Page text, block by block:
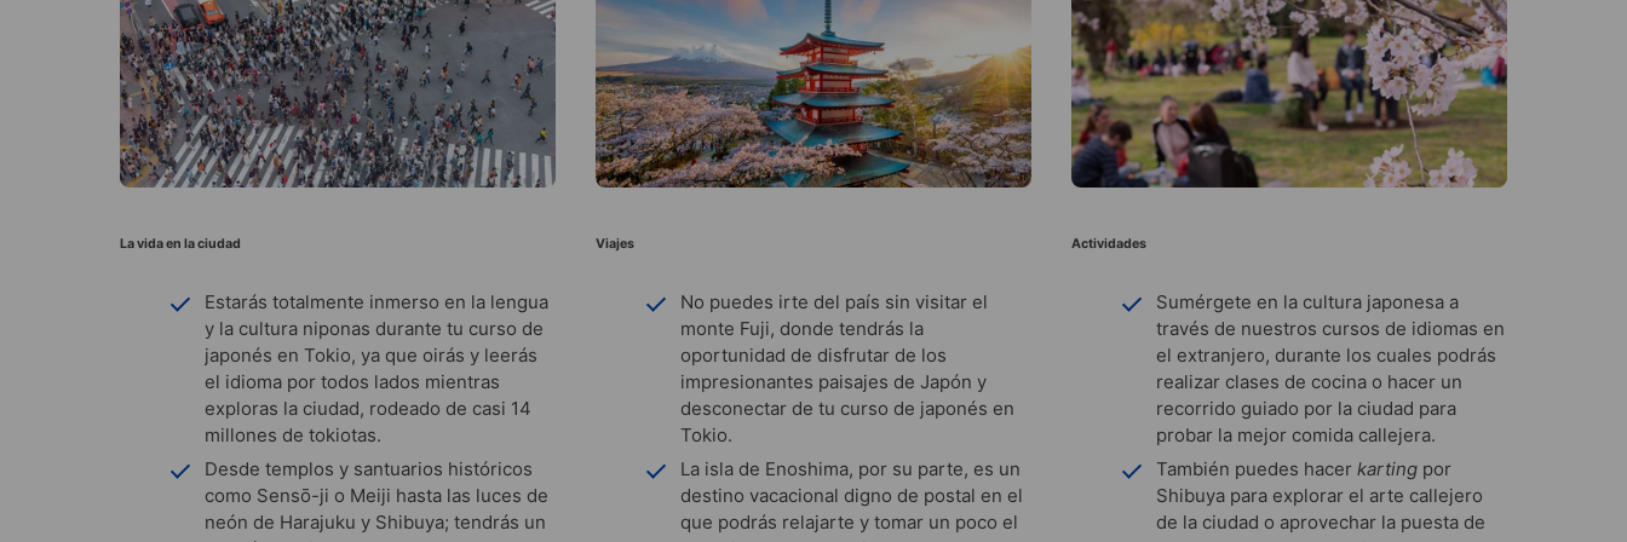
La vida en la ciudad
Estarás totalmente inmerso en la lengua
y la cultura niponas durante tu curso de
japonés en Tokio, ya que oirás y leerás
el idioma por todos lados mientras
exploras la ciudad, rodeado de casi 14
millones de tokiotas.
Desde templos y santuarios históricos
como Sensō-ji o Meiji hasta las luces de
neón de Harajuku y Shibuya; tendrás un
Viajes
No puedes irte del país sin visitar el
monte Fuji, donde tendrás la
oportunidad de disfrutar de los
impresionantes paisajes de Japón y
desconectar de tu curso de japonés en
Tokio.
La isla de Enoshima, por su parte, es un
destino vacacional digno de postal en el
que podrás relajarte y tomar un poco el
Actividades
Sumérgete en la cultura japonesa a
través de nuestros cursos de idiomas en
el extranjero, durante los cuales podrás
realizar clases de cocina o hacer un
recorrido guiado por la ciudad para
probar la mejor comida callejera.
También puedes hacer karting por
Shibuya para explorar el arte callejero
de la ciudad o aprovechar la puesta de